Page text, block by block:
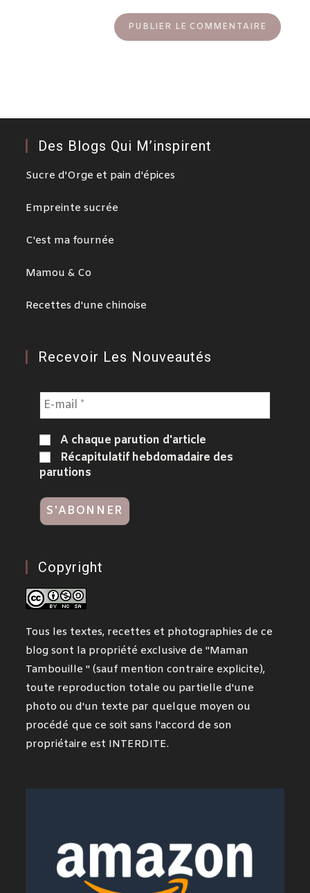
Des Blogs Qui M’inspirent
Sucre d'Orge et pain d'épices
Empreinte sucrée
C'est ma fournée
Mamou & Co
Recettes d'une chinoise
Recevoir Les Nouveautés
A chaque parution d'article
Récapitulatif hebdomadaire des
parutions
Copyright
Tous les textes, recettes et photographies de ce
blog sont la propriété exclusive de "Maman
Tambouille " (sauf mention contraire explicite),
toute reproduction totale ou partielle d'une
photo ou d'un texte par quelque moyen ou
procédé que ce soit sans l'accord de son
propriétaire est INTERDITE.